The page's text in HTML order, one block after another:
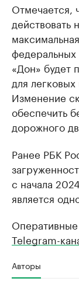
Отмечается,
действовать
«Дон» будет
для
Изменение
обеспечить
дорожного
Ранее РБК
с начала
является
Telegram-
Авторы